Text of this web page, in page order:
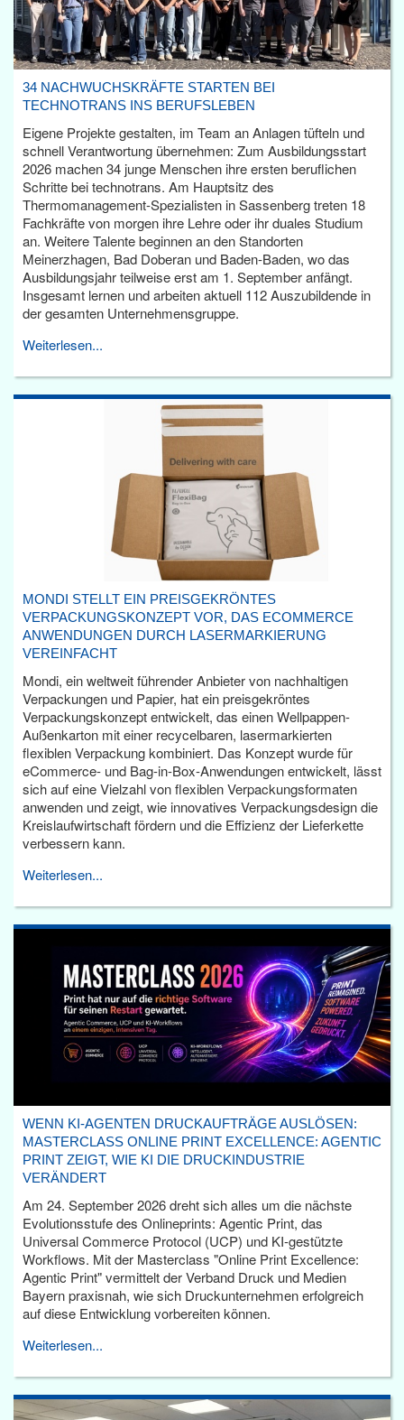
34 NACHWUCHSKRÄFTE STARTEN BEI
TECHNOTRANS INS BERUFSLEBEN
Eigene Projekte gestalten, im Team an Anlagen tüfteln und
schnell Verantwortung übernehmen: Zum Ausbildungsstart
2026 machen 34 junge Menschen ihre ersten beruflichen
Schritte bei technotrans. Am Hauptsitz des
Thermomanagement-Spezialisten in Sassenberg treten 18
Fachkräfte von morgen ihre Lehre oder ihr duales Studium
an. Weitere Talente beginnen an den Standorten
Meinerzhagen, Bad Doberan und Baden-Baden, wo das
Ausbildungsjahr teilweise erst am 1. September anfängt.
Insgesamt lernen und arbeiten aktuell 112 Auszubildende in
der gesamten Unternehmensgruppe.
Weiterlesen...
MONDI STELLT EIN PREISGEKRÖNTES
VERPACKUNGSKONZEPT VOR, DAS ECOMMERCE
ANWENDUNGEN DURCH LASERMARKIERUNG
VEREINFACHT
Mondi, ein weltweit führender Anbieter von nachhaltigen
Verpackungen und Papier, hat ein preisgekröntes
Verpackungskonzept entwickelt, das einen Wellpappen-
Außenkarton mit einer recycelbaren, lasermarkierten
flexiblen Verpackung kombiniert. Das Konzept wurde für
eCommerce- und Bag-in-Box-Anwendungen entwickelt, lässt
sich auf eine Vielzahl von flexiblen Verpackungsformaten
anwenden und zeigt, wie innovatives Verpackungsdesign die
Kreislaufwirtschaft fördern und die Effizienz der Lieferkette
verbessern kann.
Weiterlesen...
WENN KI-AGENTEN DRUCKAUFTRÄGE AUSLÖSEN:
MASTERCLASS ONLINE PRINT EXCELLENCE: AGENTIC
PRINT ZEIGT, WIE KI DIE DRUCKINDUSTRIE
VERÄNDERT
Am 24. September 2026 dreht sich alles um die nächste
Evolutionsstufe des Onlineprints: Agentic Print, das
Universal Commerce Protocol (UCP) und KI-gestützte
Workflows. Mit der Masterclass "Online Print Excellence:
Agentic Print" vermittelt der Verband Druck und Medien
Bayern praxisnah, wie sich Druckunternehmen erfolgreich
auf diese Entwicklung vorbereiten können.
Weiterlesen...